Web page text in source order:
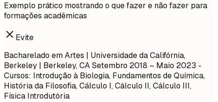
Exemplo prático mostrando o que fazer e não fazer para
formações acadêmicas
Evite
Bacharelado em Artes | Universidade da Califórnia,
Berkeley | Berkeley, CASetembro 2018 – Maio 2023 -
Cursos: Introdução à Biologia, Fundamentos de Química,
História da Filosofia, Cálculo I, Cálculo II, Cálculo III,
Física Introdutória